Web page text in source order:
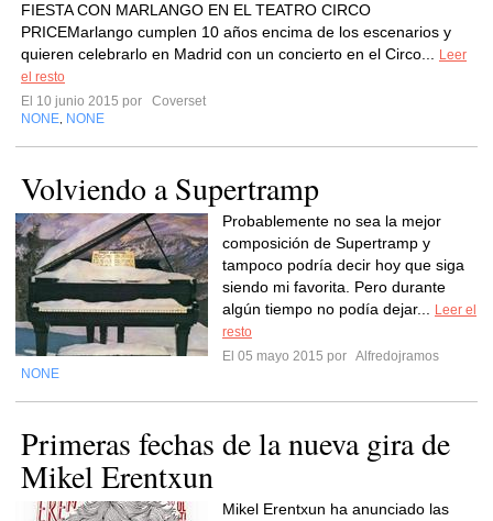
FIESTA CON MARLANGO EN EL TEATRO CIRCO
PRICEMarlango cumplen 10 años encima de los escenarios y
quieren celebrarlo en Madrid con un concierto en el Circo...
Leer
el resto
El 10 junio 2015 por
Coverset
NONE NONE
Volviendo a Supertramp
Probablemente no sea la mejor
composición de Supertramp y
tampoco podría decir hoy que siga
siendo mi favorita. Pero durante
algún tiempo no podía dejar...
Leer el
resto
El 05 mayo 2015 por Alfredojramos
NONE
Primeras fechas de la nueva gira de
Mikel Erentxun
Mikel Erentxun ha anunciado las